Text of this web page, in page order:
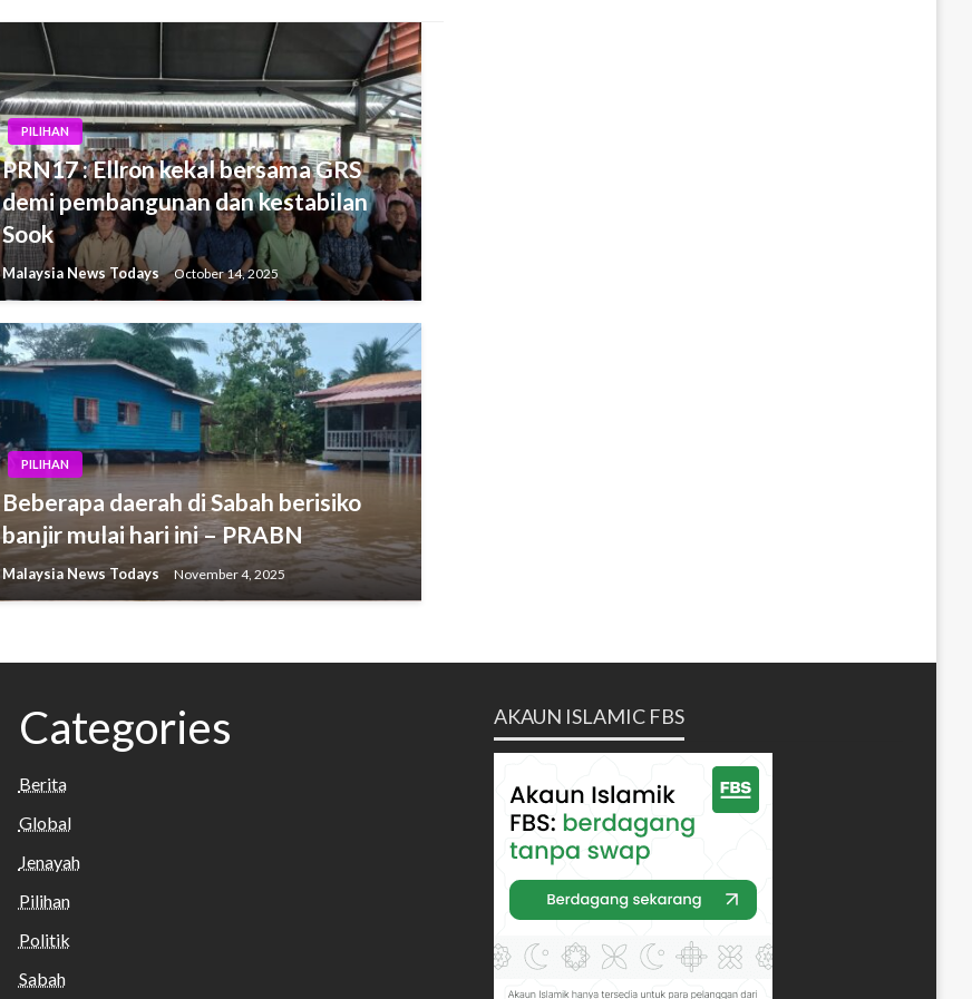
PILIHAN
PRN17 : Ellron kekal bersama GRS
demi pembangunan dan kestabilan
Sook
Malaysia News Todays October 14, 2025
PILIHAN
Beberapa daerah di Sabah berisiko
banjir mulai hari ini – PRABN
Malaysia News Todays November 4, 2025
Categories
Berita
Global
Jenayah
Pilihan
Politik
Sabah
AKAUN ISLAMIC FBS